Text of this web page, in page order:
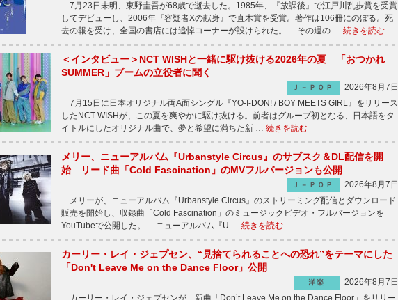
7月23日未明、東野圭吾が68歳で逝去した。1985年、『放課後』で江戸川乱歩賞を受賞
してデビューし、2006年『容疑者Xの献身』で直木賞を受賞。著作は106冊にのぼる。死
去の報を受け、全国の書店には追悼コーナーが設けられた。 その週の … 続きを読む
＜インタビュー＞NCT WISHと一緒に駆け抜ける2026年の夏 「おつかれ
SUMMER」ブームの立役者に聞く
Ｊ－ＰＯＰ
2026年8月7日
7月15日に日本オリジナル両A面シングル『YO-I-DON! / BOY MEETS GIRL』をリリース
したNCT WISHが、この夏を爽やかに駆け抜ける。前者はグループ初となる、日本語をタ
イトルにしたオリジナル曲で、夢と希望に満ちた新 … 続きを読む
メリー、ニューアルバム『Urbanstyle Circus』のサブスク＆DL配信を開
始 リード曲「Cold Fascination」のMVフルバージョンも公開
Ｊ－ＰＯＰ
2026年8月7日
メリーが、ニューアルバム『Urbanstyle Circus』のストリーミング配信とダウンロード
販売を開始し、収録曲「Cold Fascination」のミュージックビデオ・フルバージョンを
YouTubeで公開した。 ニューアルバム『U … 続きを読む
カーリー・レイ・ジェプセン、“見捨てられることへの恐れ”をテーマにした
「Don't Leave Me on the Dance Floor」公開
洋楽
2026年8月7日
カーリー・レイ・ジェプセンが、新曲「Don’t Leave Me on the Dance Floor」をリリー